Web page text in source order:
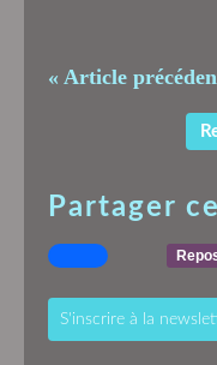
« Article
Partager
S'inscrire à la